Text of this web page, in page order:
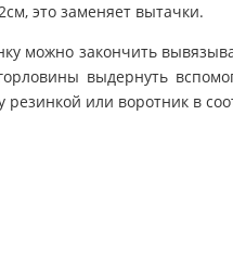
это заменяет вытачки.
можно закончить
выдернуть
резинкой или воротник в